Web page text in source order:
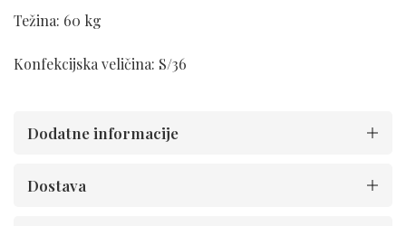
Težina: 60 kg
Konfekcijska veličina: S/36
Dodatne informacije
Dostava